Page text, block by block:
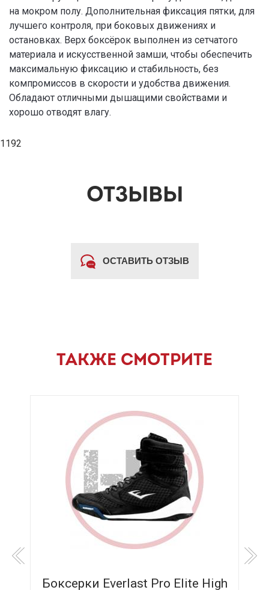
на мокром полу. Дополнительная фиксация пятки, для
лучшего контроля, при боковых движениях и
остановках. Верх боксёрок выполнен из сетчатого
материала и искусственной замши, чтобы обеспечить
максимальную фиксацию и стабильность, без
компромиссов в скорости и удобства движения.
Обладают отличными дышащими свойствами и
хорошо отводят влагу.
1192
ОТЗЫВЫ
ОСТАВИТЬ ОТЗЫВ
ТАКЖЕ СМОТРИТЕ
Боксерки Everlast Pro Elite High